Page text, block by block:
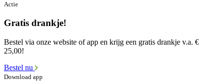
Actie
Gratis drankje!
Bestel via onze website of app en krijg een gratis drankje v.a. €
25,00!
Bestel nu
Download app